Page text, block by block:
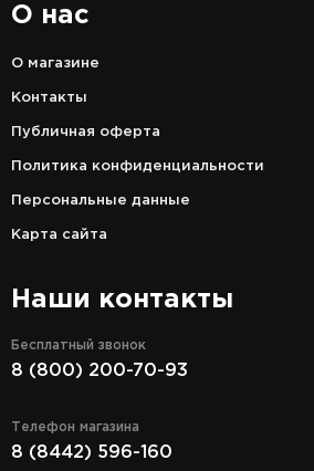
О нас
О магазине
Контакты
Публичная оферта
Политика конфиденциальности
Персональные данные
Карта сайта
Наши контакты
Бесплатный звонок
8 (800) 200-70-93
Телефон магазина
8 (8442) 596-160